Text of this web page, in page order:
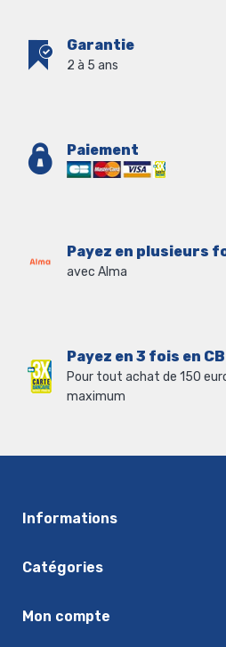
Garantie
2 à 5 ans
Paiement
Payez en plusieurs
avec Alma
Payez en 3 fois en CB
Pour tout achat de 150
maximum
Informations
Catégories
Mon compte